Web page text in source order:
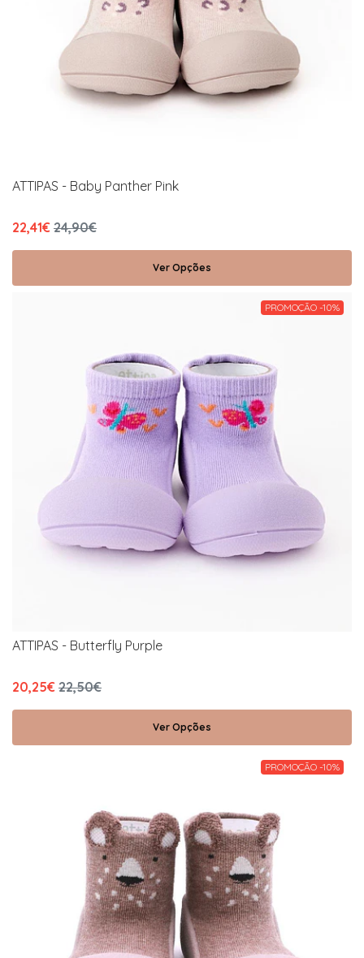
ATTIPAS - Baby Panther Pink
22,41€ 24,90€
Ver Opções
PROMOÇÃO -10%
ATTIPAS - Butterfly Purple
20,25€ 22,50€
Ver Opções
PROMOÇÃO -10%